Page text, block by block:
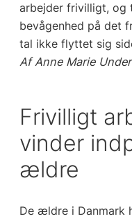
arbejder frivilligt,
bevågenhed på det
tal ikke flyttet sig
Af Anne Marie
Frivilligt
vinder
ældre
De ældre i Danmark